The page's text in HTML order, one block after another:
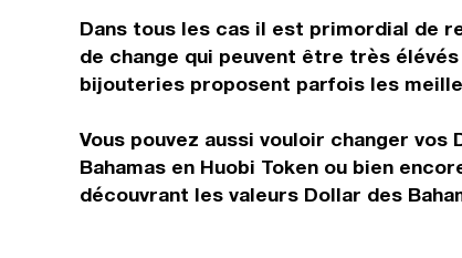
Dans tous les cas il est primordial de
de change qui peuvent être très
bijouteries proposent parfois les
Vous pouvez aussi vouloir changer
Bahamas en Huobi Token ou bien
découvrant les valeurs Dollar des